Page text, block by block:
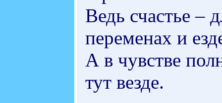
Ведь счастье –
переменах и
А в чувстве
тут везде.